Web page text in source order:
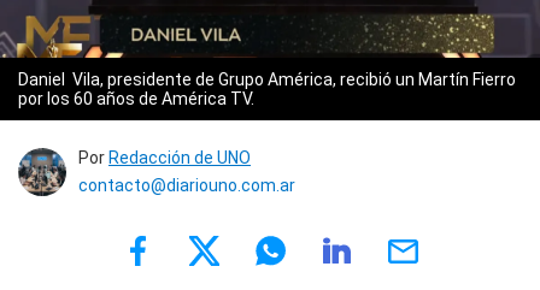
Daniel Vila, presidente de Grupo América, recibió un Martín Fierro
por los 60 años de América TV.
Por Redacción de UNO
contacto@diariouno.com.ar